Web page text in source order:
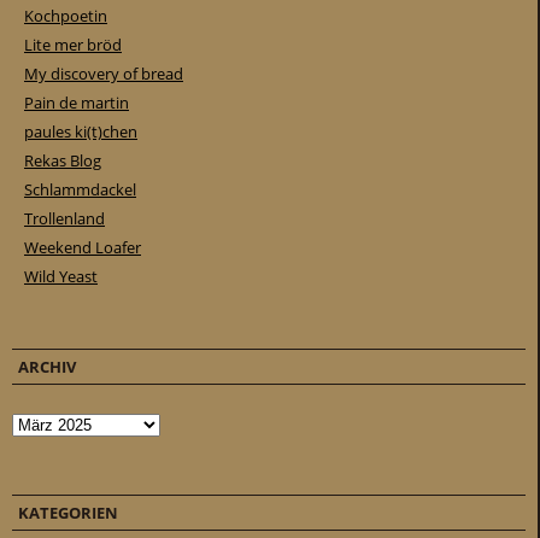
Kochpoetin
Lite mer bröd
My discovery of bread
Pain de martin
paules ki(t)chen
Rekas Blog
Schlammdackel
Trollenland
Weekend Loafer
Wild Yeast
ARCHIV
Archiv
KATEGORIEN